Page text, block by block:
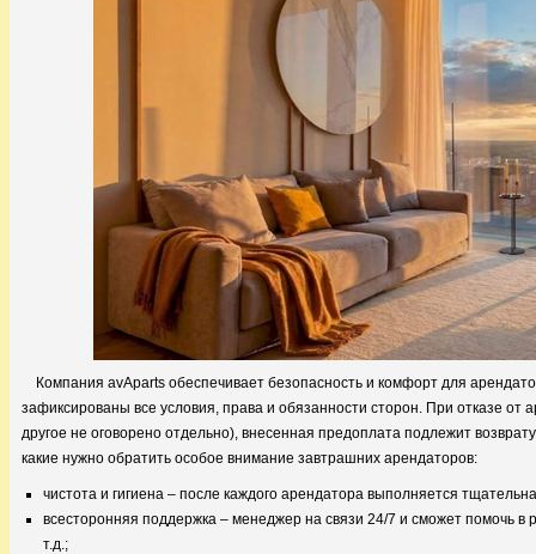
Компания avAparts обеспечивает безопасность и комфорт для
зафиксированы все условия, права и обязанности сторон. При отказе
другое не оговорено отдельно), внесенная предоплата подлежит
какие нужно обратить особое внимание завтрашних арендаторов:
чистота и гигиена – после каждого арендатора выполняется
всесторонняя поддержка – менеджер на связи 24/7 и сможет помочь в
т.д.;